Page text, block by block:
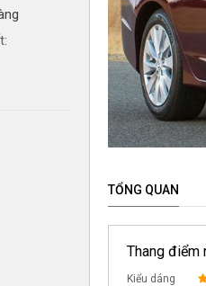
TỔNG QUAN
Thang điểm
Kiểu dáng